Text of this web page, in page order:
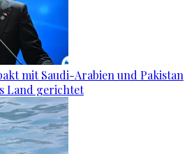
mit Saudi-Arabien und Pakistan
Land gerichtet